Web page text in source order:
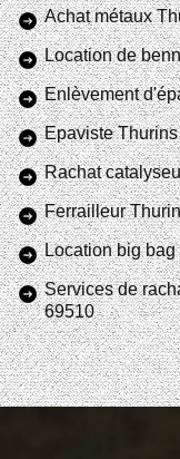
Achat métaux
Location de
Enlèvement
Epaviste Thurins
Rachat
Ferrailleur
Location big bag
Services de
69510